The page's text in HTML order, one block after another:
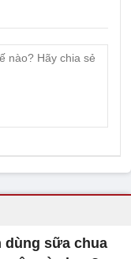
dùng sữa chua